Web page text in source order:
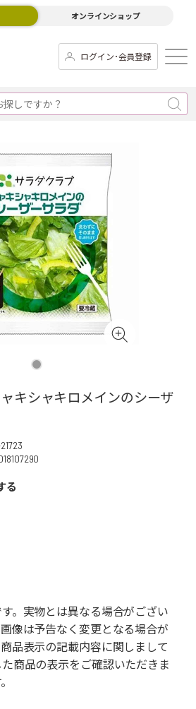
オンラインショップ
ログイン･会員登録
キシャキロメインのシーザ
る
。実物とは異なる場合がござい
像は予告なく変更となる場合が
品表示の記載内容に関しまして
商品の表示をご確認いただきま